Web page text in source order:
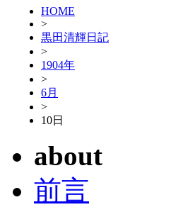
HOME
>
黒田清輝日記
>
1904年
>
6月
>
10日
about
前言